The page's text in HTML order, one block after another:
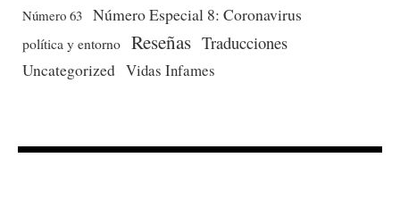
Número 63 Número Especial 8: Coronavirus
política y entorno Reseñas Traducciones
Uncategorized Vidas Infames